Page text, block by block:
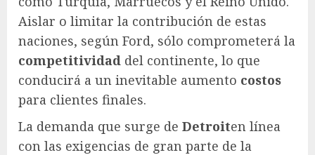
Aislar o limitar la contribución de estas
naciones, según Ford, sólo comprometerá la
competitividad del continente, lo que
conducirá a un inevitable aumento costos
para clientes finales.
La demanda que surge de Detroiten línea
con las exigencias de gran parte de la